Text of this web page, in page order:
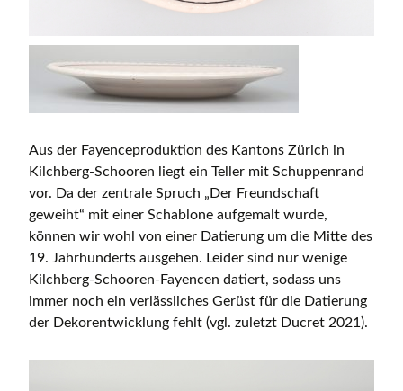
Aus der Fayenceproduktion des Kantons Zürich in
Kilchberg-Schooren liegt ein Teller mit Schuppenrand
vor. Da der zentrale Spruch „Der Freundschaft
geweiht“ mit einer Schablone aufgemalt wurde,
können wir wohl von einer Datierung um die Mitte des
19. Jahrhunderts ausgehen. Leider sind nur wenige
Kilchberg-Schooren-Fayencen datiert, sodass uns
immer noch ein verlässliches Gerüst für die Datierung
der Dekorentwicklung fehlt (vgl. zuletzt Ducret 2021).